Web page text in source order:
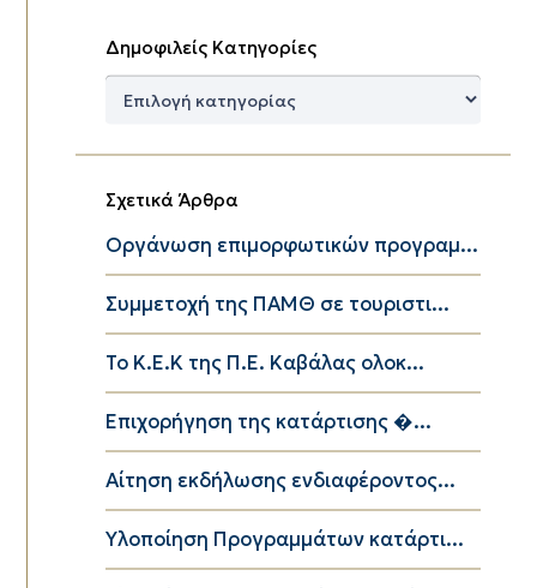
Δημοφιλείς Κατηγορίες
Δημοφιλείς
Σχετικά Άρθρα
Οργάνωση επιμορφωτικών προγραμ...
Συμμετοχή της ΠΑΜΘ σε τουριστι...
Το K.E.K της Π.Ε. Καβάλας ολοκ...
Επιχορήγηση της κατάρτισης �...
Αίτηση εκδήλωσης ενδιαφέροντος...
Υλοποίηση Προγραμμάτων κατάρτι...